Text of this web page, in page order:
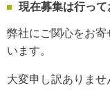
現在募集は行っ
弊社にご関心をお
います。
大変申し訳ありま